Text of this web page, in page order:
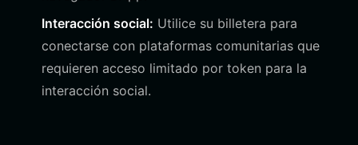
Interacción social: Utilice su billetera para
conectarse con plataformas comunitarias que
requieren acceso limitado por token para la
interacción social.